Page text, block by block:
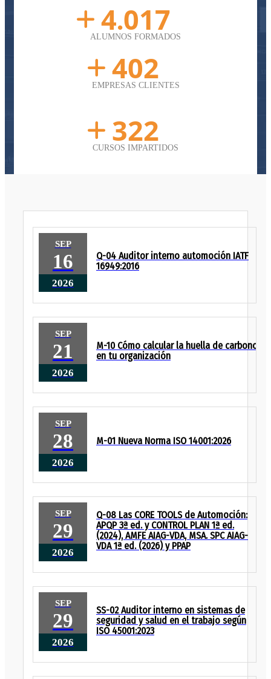
4.593
ALUMNOS FORMADOS
460
EMPRESAS CLIENTES
368
CURSOS IMPARTIDOS
Q-04 Auditor interno automoción IATF
16949:2016
16
SEP
2026
M-10 Cómo calcular la huella de carbono
en tu organización
21
SEP
2026
M-01 Nueva Norma ISO 14001:2026
28
SEP
2026
Q-08 Las CORE TOOLS de Automoción:
APQP 3ª ed. y CONTROL PLAN 1ª ed.
(2024), AMFE AIAG-VDA, MSA. SPC AIAG-
VDA 1ª ed. (2026) y PPAP
29
SEP
2026
SS-02 Auditor interno en sistemas de
seguridad y salud en el trabajo según
ISO 45001:2023
29
SEP
2026